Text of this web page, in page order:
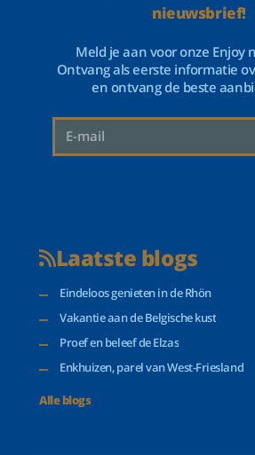
nieuwsbrief!
Meld je aan voor onze Enjoy
Ontvang als eerste informatie
en ontvang de beste
Laatste blogs
Eindeloos genieten in de Rhön
Vakantie aan de Belgische kust
Proef en beleef de Elzas
Enkhuizen, parel van West-Friesland
Alle blogs